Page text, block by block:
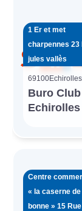
1 Er et met
charpennes 23
jules vallès
69100Echirolles
Buro
Echirolles
Centre
« la caserne de
bonne » 15 Rue